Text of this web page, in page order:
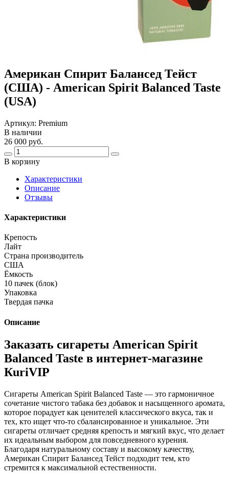
Американ Спирит Балансед Тейст
(США) - American Spirit Balanced Taste
(USA)
Артикул: Premium
В наличии
26 000 руб.
В корзину
Харaктеристики
Описание
Отзывы
Характеристики
Крепость
Лайт
Страна производитель
США
Ёмкость
10 пачек (блок)
Упаковка
Твердая пачка
Описание
Заказать сигареты American Spirit
Balanced Taste в интернет-магазине
КuriVIP
Сигареты American Spirit Balanced Taste — это гармоничное
сочетание чистого табака без добавок и насыщенного аромата,
которое порадует как ценителей классического вкуса, так и
тех, кто ищет что-то сбалансированное и уникальное. Эти
сигареты отличает средняя крепость и мягкий вкус, что делает
их идеальным выбором для повседневного курения.
Благодаря натуральному составу и высокому качеству,
Американ Спирит Балансед Тейст подходит тем, кто
стремится к максимальной естественности.